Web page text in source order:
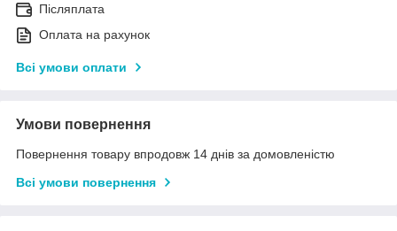
Післяплата
Оплата на рахунок
Всі умови оплати
Умови повернення
Повернення товару впродовж 14 днів за домовленістю
Всі умови повернення